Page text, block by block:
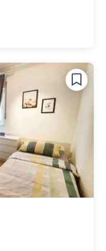
1 wechseln
2 wechseln
wechseln
wechseln
5 wechseln
wechseln